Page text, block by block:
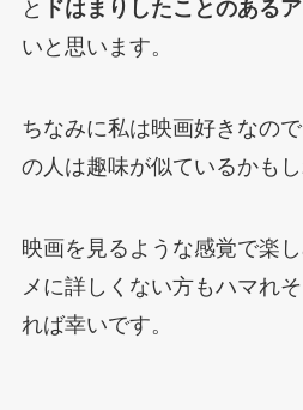
と ドはまりしたことのある
いと思います。
ちなみに私は映画好きなの
の人は趣味が似ているかもし
映画を見るような感覚で楽
メに詳しくない方もハマれ
れば幸いです。